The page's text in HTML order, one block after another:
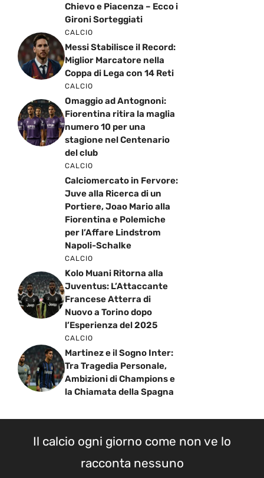
Chievo e Piacenza – Ecco i
Gironi Sorteggiati
CALCIO
Messi Stabilisce il Record:
Miglior Marcatore nella
Coppa di Lega con 14 Reti
CALCIO
Omaggio ad Antognoni:
Fiorentina ritira la maglia
numero 10 per una
stagione nel Centenario
del club
CALCIO
Calciomercato in Fervore:
Juve alla Ricerca di un
Portiere, Joao Mario alla
Fiorentina e Polemiche
per l’Affare Lindstrom
Napoli-Schalke
CALCIO
Kolo Muani Ritorna alla
Juventus: L’Attaccante
Francese Atterra di
Nuovo a Torino dopo
l’Esperienza del 2025
CALCIO
Martinez e il Sogno Inter:
Tra Tragedia Personale,
Ambizioni di Champions e
la Chiamata della Spagna
Il calcio ogni giorno come non ve lo
racconta nessuno